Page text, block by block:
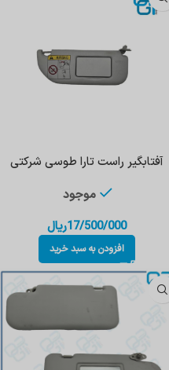
آفتابگیر راست تارا طوسی شرکتی
موجود
17/500/000ریال
افزودن به سبد خرید